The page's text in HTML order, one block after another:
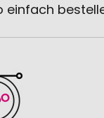
einfach